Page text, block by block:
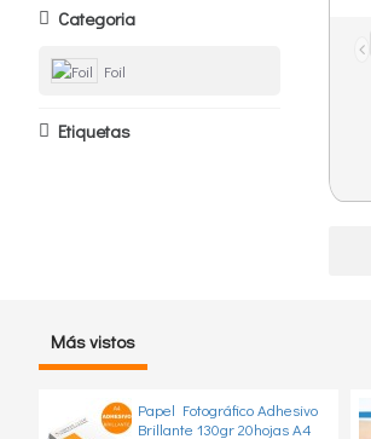
Categoria
Foil
Etiquetas
Más vistos
Papel Fotográfico Adhesivo
Brillante 130gr 20hojas A4